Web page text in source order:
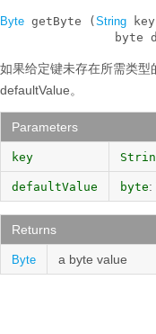
Byte getByte ( String
byte
如果给定键未存在所需类
defaultValue。
Parameters
key
defaultValue byte:
Returns
Byte a byte value